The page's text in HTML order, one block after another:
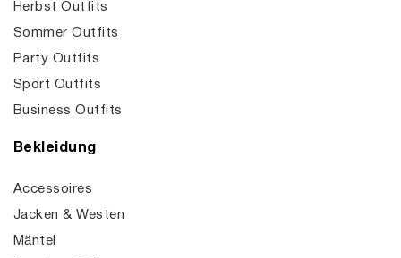
Herbst Outfits
Sommer Outfits
Party Outfits
Sport Outfits
Business Outfits
Bekleidung
Accessoires
Jacken & Westen
Mäntel